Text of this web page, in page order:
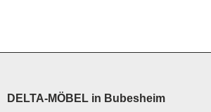
DELTA-MÖBEL in Bubesheim